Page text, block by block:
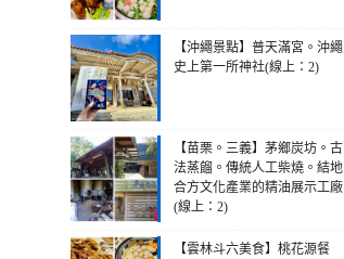
【沖繩景點】普天滿宮。沖繩
史上第一所神社(線上：2)
【苗栗。三義】茅鄉炭坊。古
法蒸餾。傳統人工柴燒。結地
合方文化產業的精油展示工廠
(線上：2)
【雲林斗六美食】桃花源餐